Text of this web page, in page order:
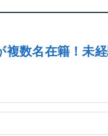
数名在籍！未